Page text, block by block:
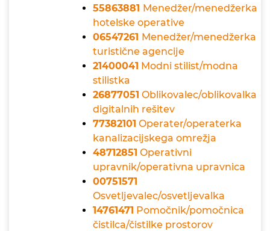
55863881 Menedžer/menedžerka
hotelske operative
06547261 Menedžer/menedžerka
turistične agencije
21400041 Modni stilist/modna
stilistka
26877051 Oblikovalec/oblikovalka
digitalnih rešitev
77382101 Operater/operaterka
kanalizacijskega omrežja
48712851 Operativni
upravnik/operativna upravnica
00751571
Osvetljevalec/osvetljevalka
14761471 Pomočnik/pomočnica
čistilca/čistilke prostorov